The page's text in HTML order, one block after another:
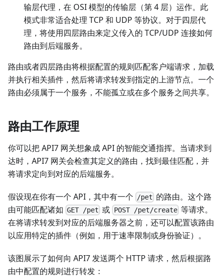
输层代理，在 OSI 模型的传输层（第 4 层）运作。此
模式非常适合处理 TCP 和 UDP 等协议。对于四层代
理，将使用四层路由来定义传入的 TCP/UDP 连接如何
路由到后端服务。
路由或者四层路由将根据配置的规则匹配客户端请求，加载
并执行相关插件，然后将请求转发到指定的上游节点。一个
路由必须属于一个服务，不能孤立或在多个服务之间共享。
路由工作原理
你可以把 API7 网关想象成 API 的智能交通指挥。当请求到
达时，API7 网关会检查其定义的路由，找到最佳匹配，并
将请求定向到对应的后端服务。
假设现在你有一个 API，其中有一个 /pet 的路由。这个路
由可能匹配诸如 GET /pet 或 POST /pet/create等请求。
在将请求转发到对应的后端服务器之前，还可以配置该路由
以应用特定的插件（例如，用于速率限制或身份验证）。
该图展示了如何向 API7 发送两个 HTTP 请求，然后根据路
由中配置的规则进行转发：